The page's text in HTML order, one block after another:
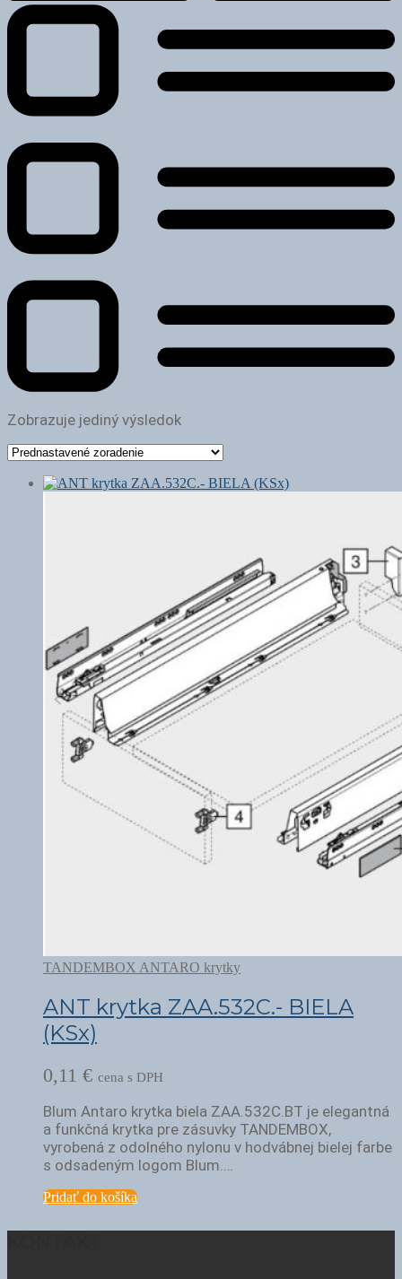
Zobrazuje jediný výsledok
TANDEMBOX ANTARO krytky
ANT krytka ZAA.532C.- BIELA
(KSx)
0,11 € cena s DPH
Blum Antaro krytka biela ZAA.532C.BT je elegantná
a funkčná krytka pre zásuvky TANDEMBOX,
vyrobená z odolného nylonu v hodvábnej bielej farbe
s odsadeným logom Blum.…
Pridať do košíka